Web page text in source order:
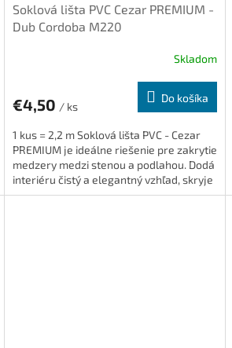
Soklová lišta PVC Cezar PREMIUM -
Dub Cordoba M220
Skladom
€4,50 / ks
Do košíka
1 kus = 2,2 m Soklová lišta PVC - Cezar
PREMIUM je ideálne riešenie pre zakrytie
medzery medzi stenou a podlahou. Dodá
interiéru čistý a elegantný vzhľad, skryje
káble a je...